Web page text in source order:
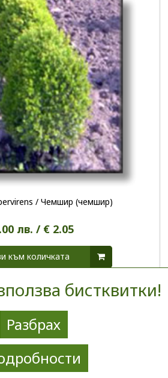
бистквитки!
Разбрах
/ Чемшир (чемшир)
лв. / € 2.05
към количката